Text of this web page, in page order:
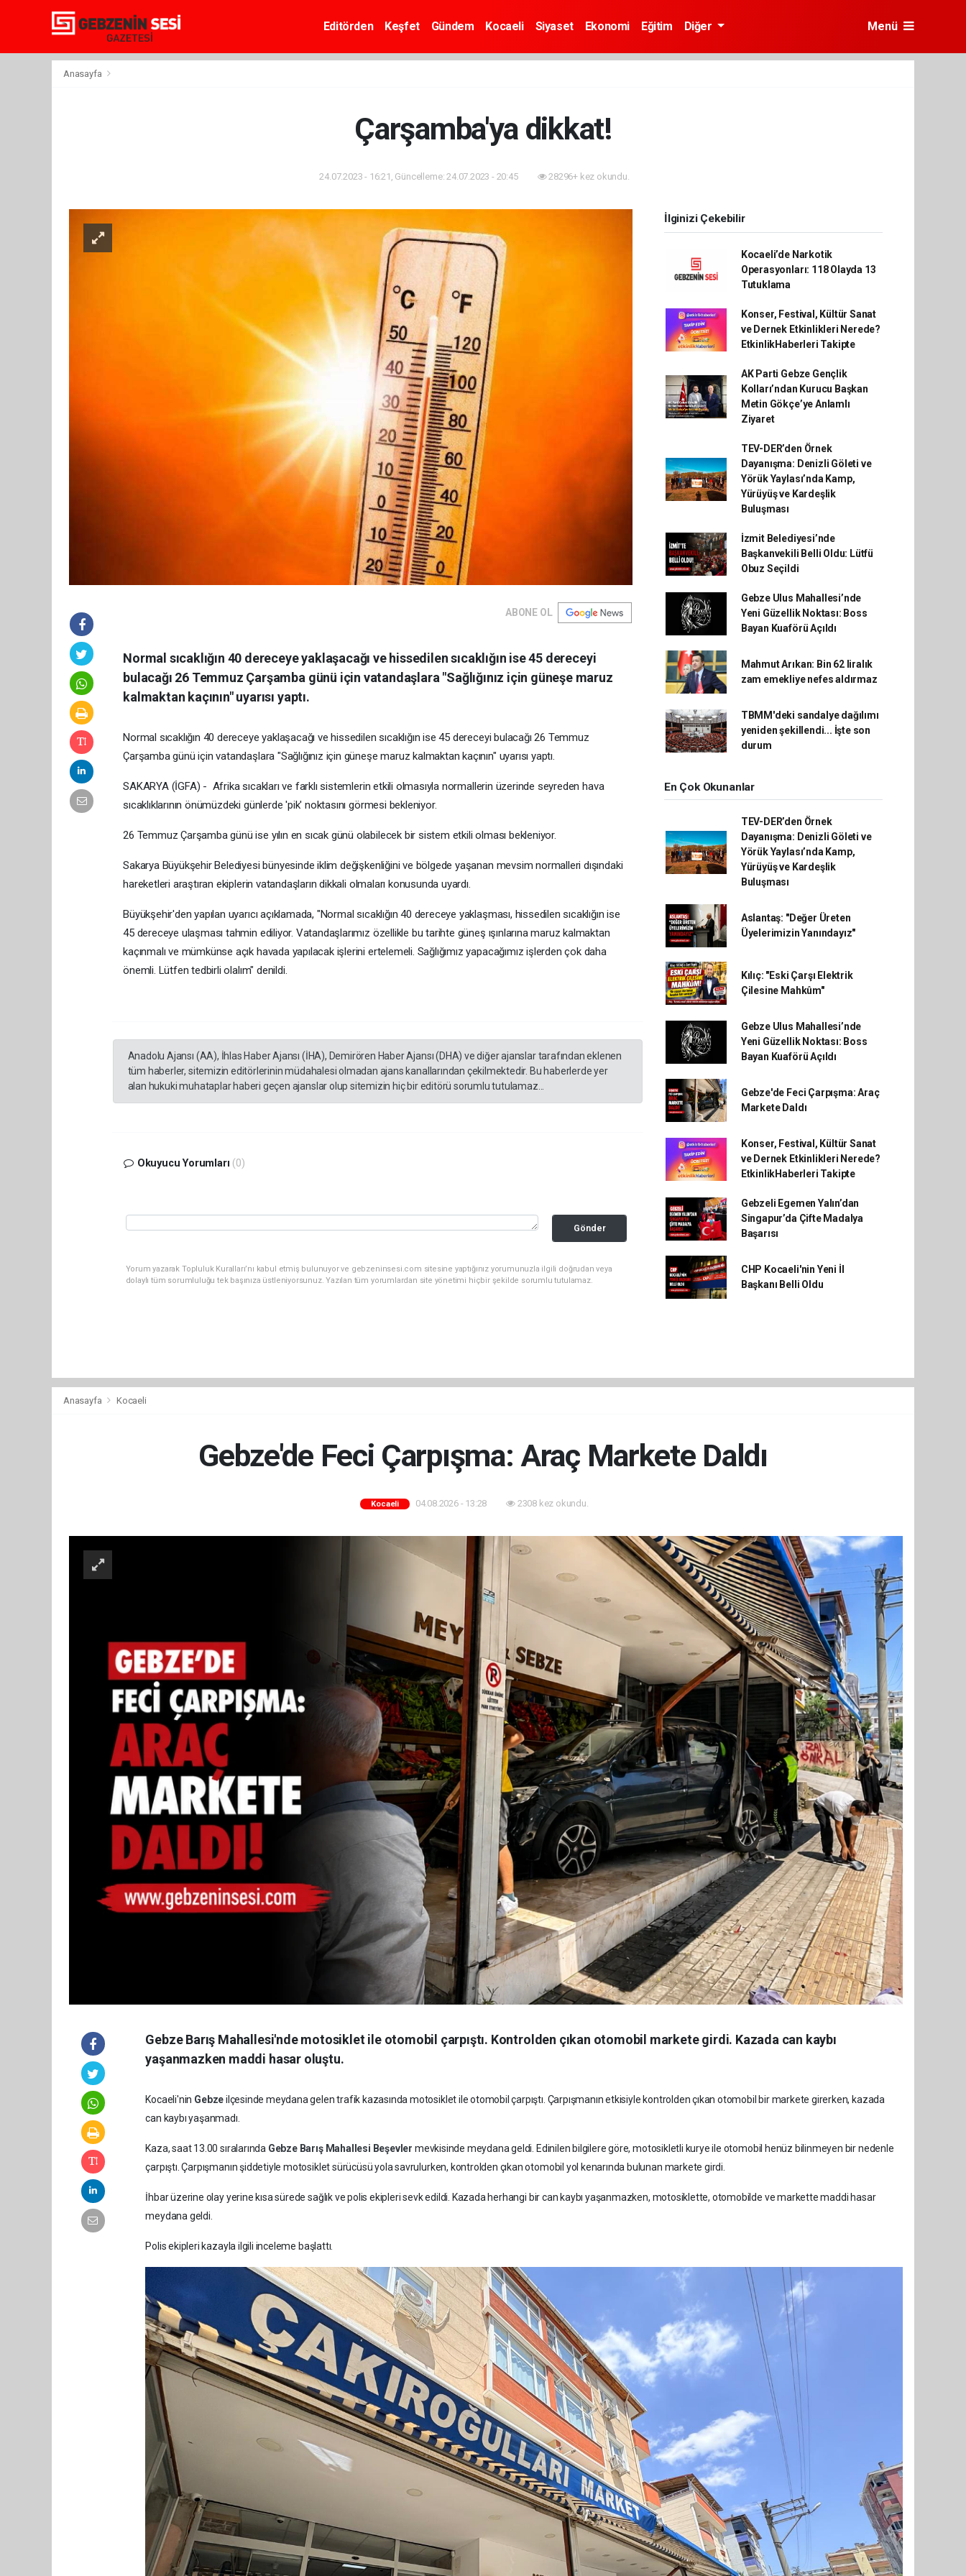
Editörden Keşfet Gündem Kocaeli Siyaset Ekonomi Eğitim Diğer Menü
Anasayfa
Çarşamba'ya dikkat!
24.07.2023 - 16:21, Güncelleme: 24.07.2023 - 20:45 28296+ kez okundu.
ABONE OL
Normal sıcaklığın 40 dereceye yaklaşacağı ve hissedilen sıcaklığın ise 45 dereceyi
bulacağı 26 Temmuz Çarşamba günü için vatandaşlara "Sağlığınız için güneşe maruz
kalmaktan kaçının" uyarısı yaptı.
Normal sıcaklığın 40 dereceye yaklaşacağı ve hissedilen sıcaklığın ise 45 dereceyi bulacağı 26 Temmuz
Çarşamba günü için vatandaşlara "Sağlığınız için güneşe maruz kalmaktan kaçının" uyarısı yaptı.
SAKARYA (İGFA) - Afrika sıcakları ve farklı sistemlerin etkili olmasıyla normallerin üzerinde seyreden hava
sıcaklıklarının önümüzdeki günlerde 'pik' noktasını görmesi bekleniyor.
26 Temmuz Çarşamba günü ise yılın en sıcak günü olabilecek bir sistem etkili olması bekleniyor.
Sakarya Büyükşehir Belediyesi bünyesinde iklim değişkenliğini ve bölgede yaşanan mevsim normalleri dışındaki
hareketleri araştıran ekiplerin vatandaşların dikkali olmaları konusunda uyardı.
Büyükşehir'den yapılan uyarıcı açıklamada, "Normal sıcaklığın 40 dereceye yaklaşması, hissedilen sıcaklığın ise
45 dereceye ulaşması tahmin ediliyor. Vatandaşlarımız özellikle bu tarihte güneş ışınlarına maruz kalmaktan
kaçınmalı ve mümkünse açık havada yapılacak işlerini ertelemeli. Sağlığımız yapacağımız işlerden çok daha
önemli. Lütfen tedbirli olalım" denildi.
Anadolu Ajansı (AA), İhlas Haber Ajansı (İHA), Demirören Haber Ajansı (DHA) ve diğer ajanslar tarafından eklenen
tüm haberler, sitemizin editörlerinin müdahalesi olmadan ajans kanallarından çekilmektedir. Bu haberlerde yer
alan hukuki muhataplar haberi geçen ajanslar olup sitemizin hiç bir editörü sorumlu tutulamaz...
Okuyucu Yorumları (0)
Gönder
Yorum yazarak Topluluk Kuralları’nı kabul etmiş bulunuyor ve gebzeninsesi.com sitesine yaptığınız yorumunuzla ilgili doğrudan veya
dolaylı tüm sorumluluğu tek başınıza üstleniyorsunuz. Yazılan tüm yorumlardan site yönetimi hiçbir şekilde sorumlu tutulamaz.
İlginizi Çekebilir
Kocaeli’de Narkotik
Operasyonları: 118 Olayda 13
Tutuklama
Konser, Festival, Kültür Sanat
ve Dernek Etkinlikleri Nerede?
EtkinlikHaberleri Takipte
AK Parti Gebze Gençlik
Kolları’ndan Kurucu Başkan
Metin Gökçe’ye Anlamlı
Ziyaret
TEV-DER’den Örnek
Dayanışma: Denizli Göleti ve
Yörük Yaylası’nda Kamp,
Yürüyüş ve Kardeşlik
Buluşması
İzmit Belediyesi’nde
Başkanvekili Belli Oldu: Lütfü
Obuz Seçildi
Gebze Ulus Mahallesi’nde
Yeni Güzellik Noktası: Boss
Bayan Kuaförü Açıldı
Mahmut Arıkan: Bin 62 liralık
zam emekliye nefes aldırmaz
TBMM'deki sandalye dağılımı
yeniden şekillendi... İşte son
durum
En Çok Okunanlar
TEV-DER’den Örnek
Dayanışma: Denizli Göleti ve
Yörük Yaylası’nda Kamp,
Yürüyüş ve Kardeşlik
Buluşması
Aslantaş: "Değer Üreten
Üyelerimizin Yanındayız"
Kılıç: "Eski Çarşı Elektrik
Çilesine Mahkûm"
Gebze Ulus Mahallesi’nde
Yeni Güzellik Noktası: Boss
Bayan Kuaförü Açıldı
Gebze'de Feci Çarpışma: Araç
Markete Daldı
Konser, Festival, Kültür Sanat
ve Dernek Etkinlikleri Nerede?
EtkinlikHaberleri Takipte
Gebzeli Egemen Yalın’dan
Singapur’da Çifte Madalya
Başarısı
CHP Kocaeli'nin Yeni İl
Başkanı Belli Oldu
Anasayfa Kocaeli
Gebze'de Feci Çarpışma: Araç Markete Daldı
Kocaeli 04.08.2026 - 13:28 2308 kez okundu.
Gebze Barış Mahallesi'nde motosiklet ile otomobil çarpıştı. Kontrolden çıkan otomobil markete girdi. Kazada can kaybı
yaşanmazken maddi hasar oluştu.
Kocaeli'nin Gebzeilçesinde meydana gelen trafik kazasında motosiklet ile otomobil çarpıştı. Çarpışmanın etkisiyle kontrolden çıkan otomobil bir markete girerken, kazada
can kaybı yaşanmadı.
Kaza, saat 13.00 sıralarında Gebze Barış Mahallesi Beşevler mevkisinde meydana geldi. Edinilen bilgilere göre, motosikletli kurye ile otomobil henüz bilinmeyen bir nedenle
çarpıştı. Çarpışmanın şiddetiyle motosiklet sürücüsü yola savrulurken, kontrolden çıkan otomobil yol kenarında bulunan markete girdi.
İhbar üzerine olay yerine kısa sürede sağlık ve polis ekipleri sevk edildi. Kazada herhangi bir can kaybı yaşanmazken, motosiklette, otomobilde ve markette maddi hasar
meydana geldi.
Polis ekipleri kazayla ilgili inceleme başlattı.